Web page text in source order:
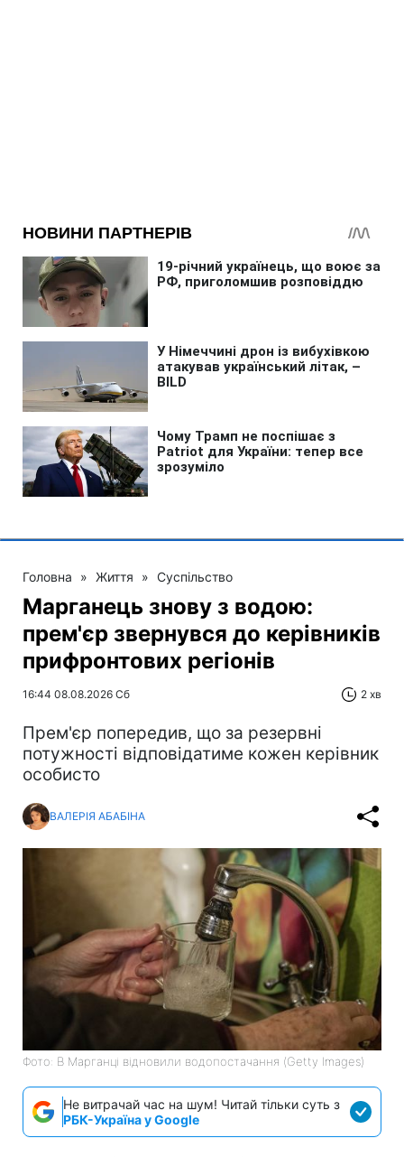
Головна » Життя » Суспільство
Марганець знову з водою:
прем'єр звернувся до керівників
прифронтових регіонів
16:44 08.08.2026 Сб 2 хв
Прем'єр попередив, що за резервні
потужності відповідатиме кожен керівник
особисто
ВАЛЕРІЯ АБАБІНА
Фото: В Марганці відновили водопостачання (Getty Images)
Не витрачай час на шум! Читай тільки суть з
РБК-Україна у Google